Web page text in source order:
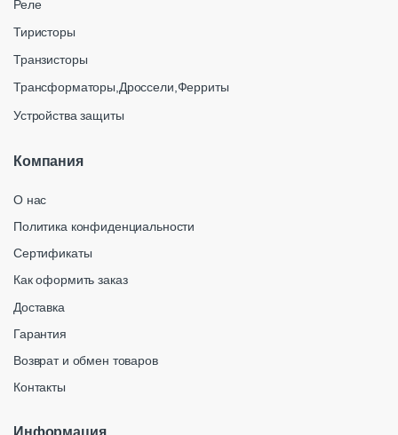
Реле
Тиристоры
Транзисторы
Трансформаторы,Дроссели,Ферриты
Устройства защиты
Компания
О нас
Политика конфиденциальности
Сертификаты
Как оформить заказ
Доставка
Гарантия
Возврат и обмен товаров
Контакты